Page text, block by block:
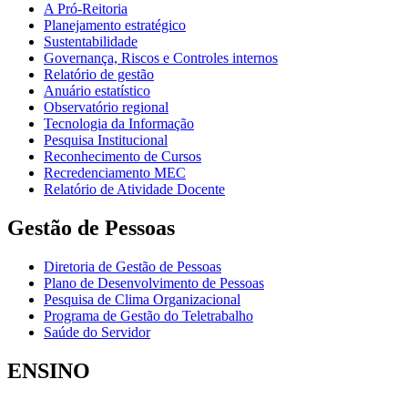
A Pró-Reitoria
Planejamento estratégico
Sustentabilidade
Governança, Riscos e Controles internos
Relatório de gestão
Anuário estatístico
Observatório regional
Tecnologia da Informação
Pesquisa Institucional
Reconhecimento de Cursos
Recredenciamento MEC
Relatório de Atividade Docente
Gestão de Pessoas
Diretoria de Gestão de Pessoas
Plano de Desenvolvimento de Pessoas
Pesquisa de Clima Organizacional
Programa de Gestão do Teletrabalho
Saúde do Servidor
ENSINO